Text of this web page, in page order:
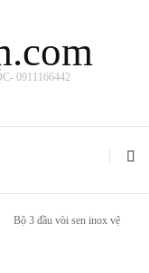
0911166442
Bộ 3 đầu vòi sen inox vệ